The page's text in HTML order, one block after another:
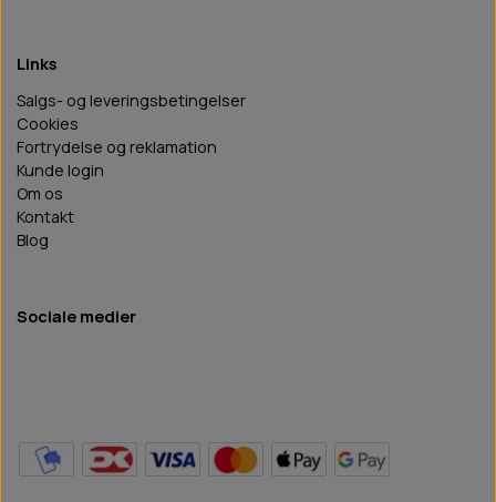
Links
Salgs- og leveringsbetingelser
Cookies
Fortrydelse og reklamation
Kunde login
Om os
Kontakt
Blog
Sociale medier